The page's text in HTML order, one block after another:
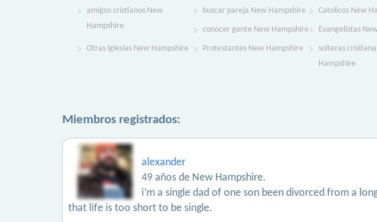
amigos cristianos New
Hampshire
buscar pareja New Hampshire Catolicos New
conocer gente New Hampshire Evangelistas
Otras iglesias New Hampshire Protestantes New Hampshire
solteras
Hampshire
Miembros registrados:
alexander
49 años de New Hampshire.
i’m a single dad of one son been divorced from a
that life is too short to be single.